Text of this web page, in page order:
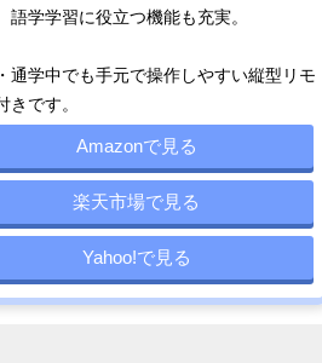
128mm
CDラジオ
166.5×高さ
75mm
語学学習に役立つ機能も充実。
通学中でも手元で操作しやすい縦型リモ
きです。
Amazonで見る
楽天市場で見る
Yahoo!で見る